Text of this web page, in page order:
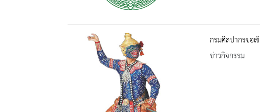
กรมศิลปากรขอ
ข่าวกิจกรรม